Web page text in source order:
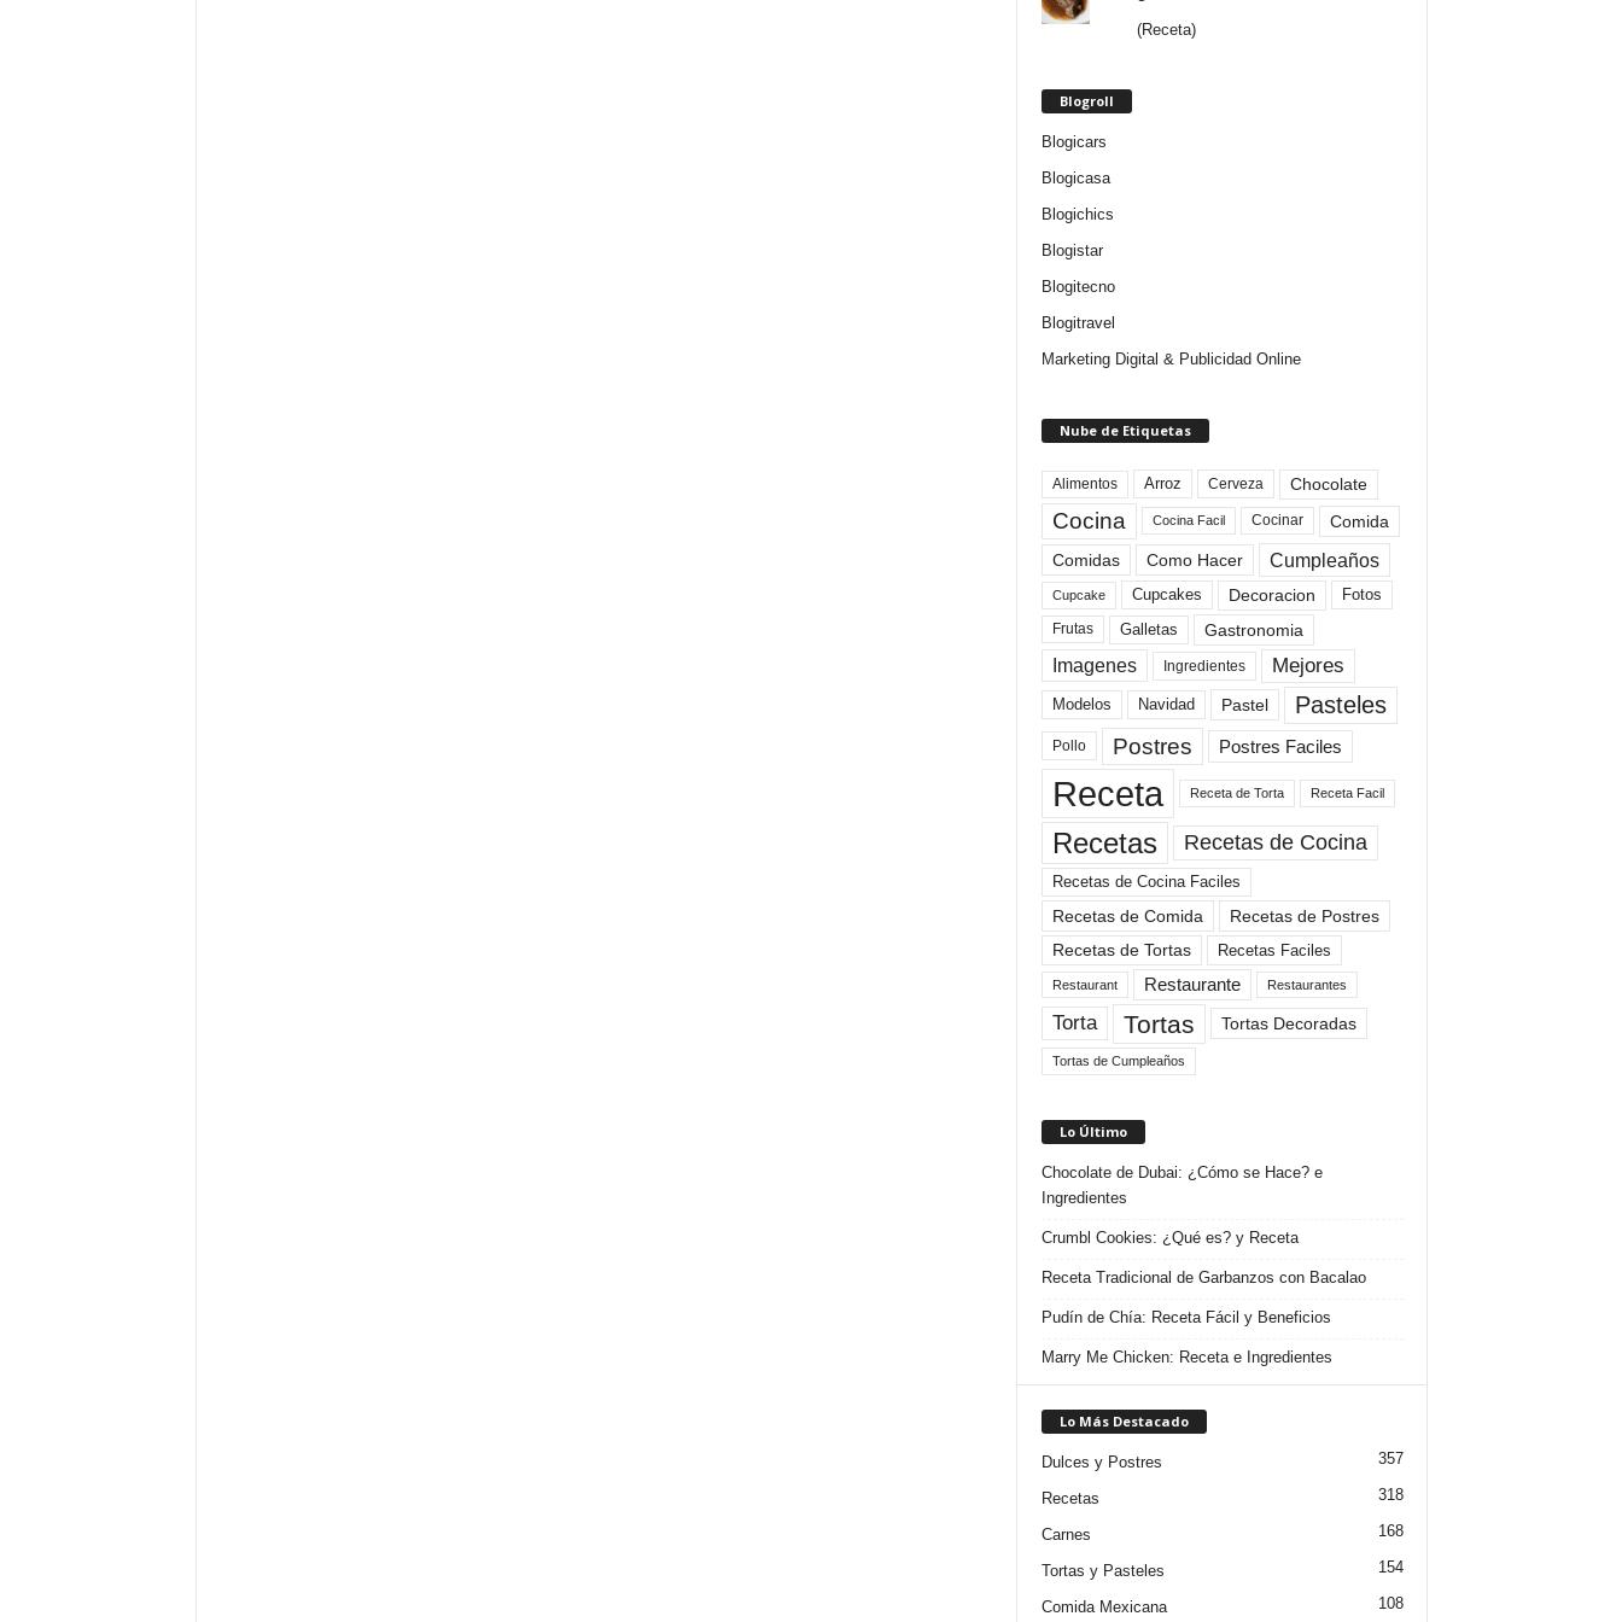
(Receta)
Blogroll
Blogicars
Blogicasa
Blogichics
Blogistar
Blogitecno
Blogitravel
Marketing Digital & Publicidad Online
Nube de Etiquetas
Alimentos Arroz Cerveza Chocolate
Cocina Cocina Facil Cocinar
Comida
Comidas
Como Hacer Cumpleaños
Cupcake Cupcakes Decoracion Fotos
Frutas Galletas Gastronomia
Imagenes Ingredientes Mejores
Modelos Navidad Pastel Pasteles
Pollo Postres Postres Faciles
Receta Receta de Torta Receta Facil
Recetas Recetas de Cocina
Recetas de Cocina Faciles
Recetas de Comida
Recetas de Postres
Recetas de Tortas
Recetas Faciles
Restaurant Restaurante Restaurantes
Torta Tortas Tortas Decoradas
Tortas de Cumpleaños
Lo Último
Chocolate de Dubai: ¿Cómo se Hace? e
Ingredientes
Crumbl Cookies: ¿Qué es? y Receta
Receta Tradicional de Garbanzos con Bacalao
Pudín de Chía: Receta Fácil y Beneficios
Marry Me Chicken: Receta e Ingredientes
Lo Más Destacado
Dulces y Postres 357
Recetas 318
Carnes 168
Tortas y Pasteles 154
Comida Mexicana 108